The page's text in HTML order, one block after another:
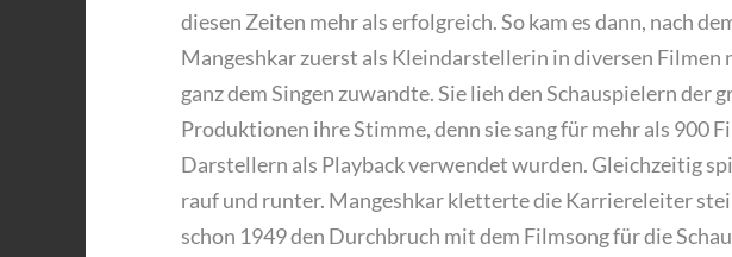
diesen Zeiten mehr als erfolgreich. So kam es dann, nach
Mangeshkar zuerst als Kleindarstellerin in diversen
ganz dem Singen zuwandte. Sie lieh den Schauspielern
Produktionen ihre Stimme, denn sie sang für mehr als 900
Darstellern als Playback verwendet wurden. Gleichzeitig
rauf und runter. Mangeshkar kletterte die Karriereleiter
schon 1949 den Durchbruch mit dem Filmsong für die